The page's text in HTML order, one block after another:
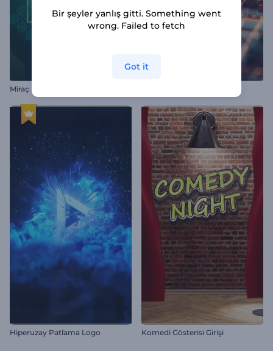
Miraç Kandili Animasyonları
Hiperuzay Patlama Logo Komedi Gösterisi Girişi
Bir şeyler yanlış gitti. Something went
wrong. Failed to fetch
Got it